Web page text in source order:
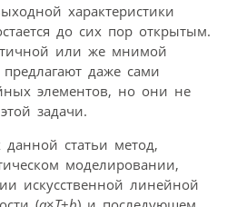
характеристики
до сих пор открытым.
или же мнимой
даже сами
элементов, но они не
задачи.
статьи метод,
моделировании,
искусственной линейной